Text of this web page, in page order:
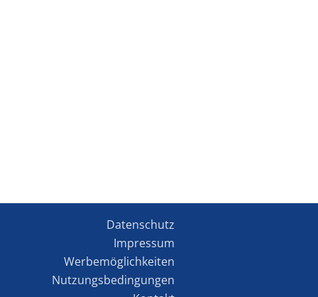
Datenschutz
Impressum
Werbemöglichkeiten
Nutzungsbedingungen